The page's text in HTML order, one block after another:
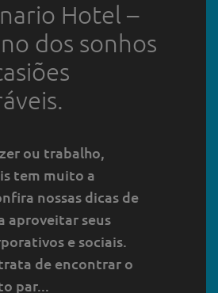
Hotel –
dos sonhos
ou trabalho,
tem muito a
nossas dicas de
aproveitar seus
e sociais.
de encontrar o
par...